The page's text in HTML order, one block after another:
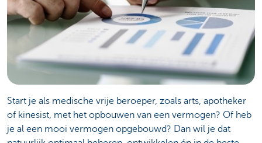
Start je als medische vrije beroeper, zoals arts, apotheker
of kinesist, met het opbouwen van een vermogen? Of heb
je al een mooi vermogen opgebouwd? Dan wil je dat